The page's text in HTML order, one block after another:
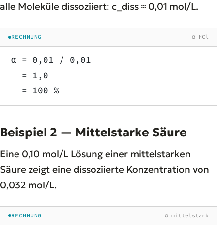
alle Moleküle dissoziiert: c_diss ≈ 0,01 mol/L.
RECHNUNG α HCl
α = 0,01 / 0,01
  = 1,0
  = 100 %
Beispiel 2 — Mittelstarke Säure
Eine 0,10 mol/L Lösung einer mittelstarken
Säure zeigt eine dissoziierte Konzentration von
0,032 mol/L.
RECHNUNG α mittelstark